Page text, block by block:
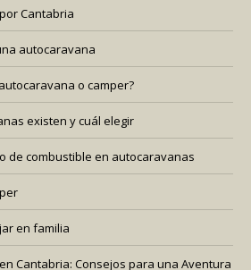
Cantabria
autocaravana
o camper?
existen y cuál elegir
de combustible en autocaravanas
en familia
Cantabria: Consejos para una Aventura